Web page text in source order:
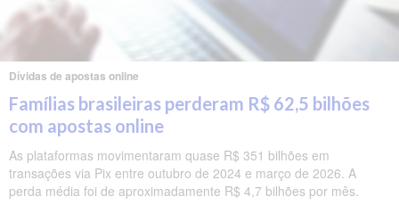
Dívidas de apostas online
Famílias brasileiras perderam R$ 62,5 bilhões
com apostas online
As plataformas movimentaram quase R$ 351 bilhões em
transações via Pix entre outubro de 2024 e março de 2026. A
perda média foi de aproximadamente R$ 4,7 bilhões por mês.